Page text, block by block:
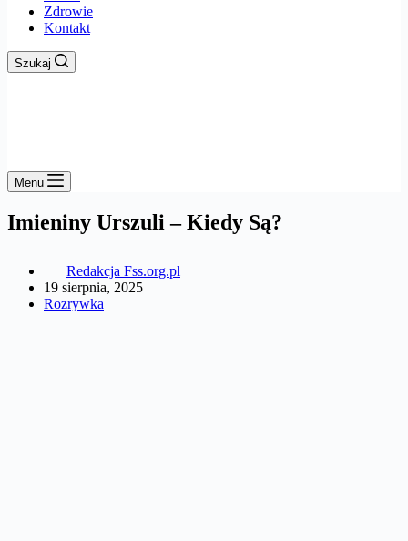
Zdrowie
Kontakt
Szukaj
Menu
Imieniny Urszuli – Kiedy Są?
Redakcja Fss.org.pl
19 sierpnia, 2025
Rozrywka